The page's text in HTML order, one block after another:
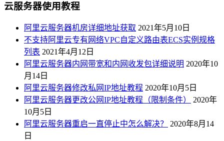
云服务器使用教程
阿里云服务器机房详细地址获取 2021年5月10日
不支持阿里云专有网络VPC自定义路由表ECS实例规格
列表 2021年4月12日
阿里云服务器内网带宽和内网收发包详细说明 2020年10
月14日
阿里云服务器修改私网IP地址教程 2020年10月5日
阿里云服务器更改公网IP地址教程（限制条件）
2020年
10月5日
阿里云服务器重启一直停止中怎么解决？
2020年8月14
日